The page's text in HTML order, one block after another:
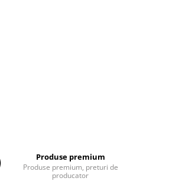
Produse premium
Produse premium, preturi de
producator